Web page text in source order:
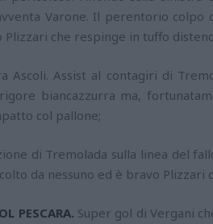
Varone. Il perentorio colpo
Plizzari che respinge in tuffo
Ascoli. Assist al contagiri di
rigore biancazzurra ma,
col pallone;
di Tremolada sulla linea del
da nessuno ed è bravo Plizzari
PESCARA. Super gol di Vergani